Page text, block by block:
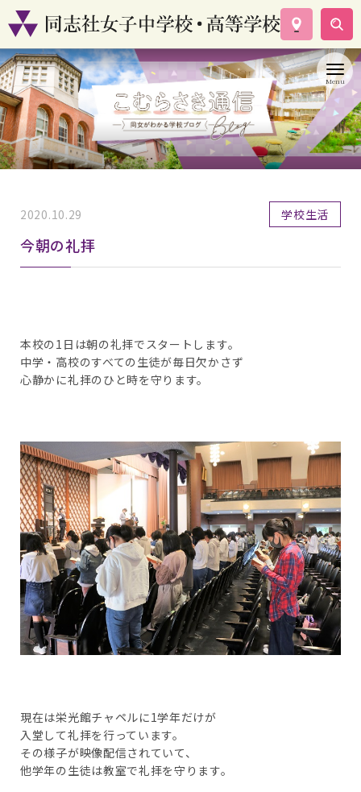
学校案内
コース紹介
学校生活
入試情報
資料請求
2020.10.29 学校生活
今朝の礼拝
本校の1日は朝の礼拝でスタートします。
中学・高校のすべての生徒が毎日欠かさず
心静かに礼拝のひと時を守ります。
現在は栄光館チャペルに1学年だけが
入堂して礼拝を行っています。
その様子が映像配信されていて、
他学年の生徒は教室で礼拝を守ります。